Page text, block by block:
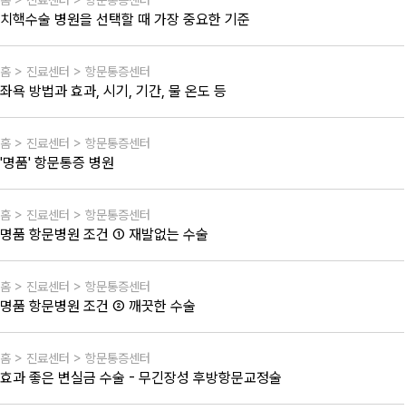
치핵수술 병원을 선택할 때 가장 중요한 기준
홈 > 진료센터 > 항문통증센터
좌욕 방법과 효과, 시기, 기간, 물 온도 등
홈 > 진료센터 > 항문통증센터
'명품' 항문통증 병원
홈 > 진료센터 > 항문통증센터
명품 항문병원 조건 ① 재발없는 수술
홈 > 진료센터 > 항문통증센터
명품 항문병원 조건 ② 깨끗한 수술
홈 > 진료센터 > 항문통증센터
효과 좋은 변실금 수술 - 무긴장성 후방항문교정술